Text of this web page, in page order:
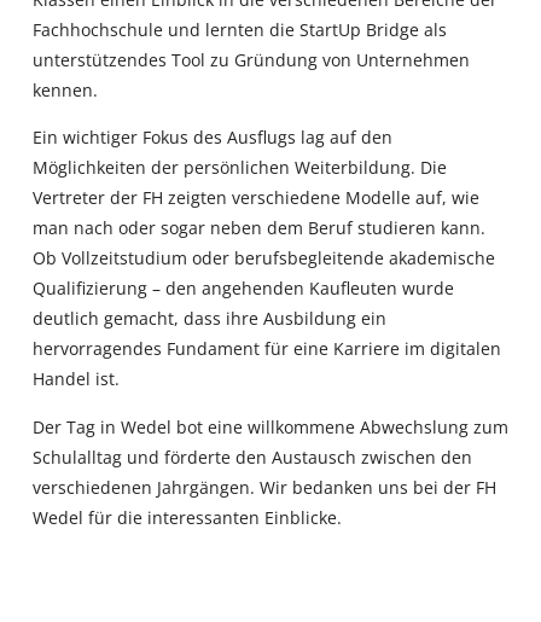
Fachhochschule und lernten die StartUp Bridge als
unterstützendes Tool zu Gründung von Unternehmen
kennen.
Ein wichtiger Fokus des Ausflugs lag auf den
Möglichkeiten der persönlichen Weiterbildung. Die
Vertreter der FH zeigten verschiedene Modelle auf, wie
man nach oder sogar neben dem Beruf studieren kann.
Ob Vollzeitstudium oder berufsbegleitende akademische
Qualifizierung – den angehenden Kaufleuten wurde
deutlich gemacht, dass ihre Ausbildung ein
hervorragendes Fundament für eine Karriere im digitalen
Handel ist.
Der Tag in Wedel bot eine willkommene Abwechslung zum
Schulalltag und förderte den Austausch zwischen den
verschiedenen Jahrgängen. Wir bedanken uns bei der FH
Wedel für die interessanten Einblicke.